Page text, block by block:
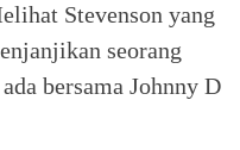
Stevenson yang
seorang
bersama Johnny D